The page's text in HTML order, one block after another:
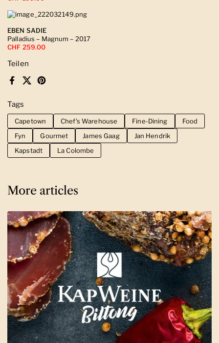
Teilen
Facebook
X (Twitter)Pinterest
Tags
Capetown Chef's Warehouse Fine-Dining
Food
Fyn
Gourmet James Gaag
Jan Hendrik
Kapstadt
La Colombe
EBEN SADIE
Palladius – Magnum – 2017
CHF 259.00
More articles